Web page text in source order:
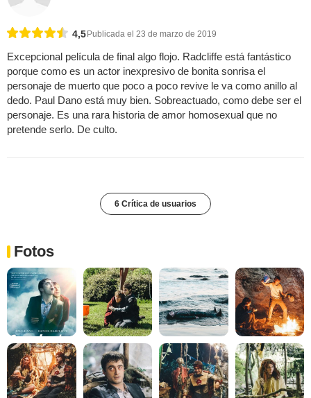
4,5Publicada el 23 de marzo de 2019
Excepcional película de final algo flojo. Radcliffe está fantástico
porque como es un actor inexpresivo de bonita sonrisa el
personaje de muerto que poco a poco revive le va como anillo al
dedo. Paul Dano está muy bien. Sobreactuado, como debe ser el
personaje. Es una rara historia de amor homosexual que no
pretende serlo. De culto.
6 Crítica de usuarios
Fotos